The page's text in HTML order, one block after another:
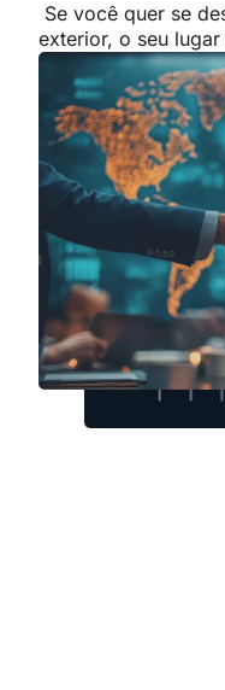
Se você quer se
exterior, o seu lugar